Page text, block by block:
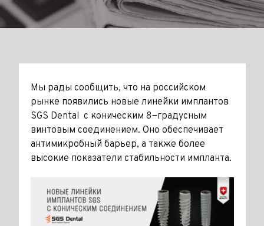
Мы рады сообщить, что на российском
рынке появились новые линейки имплантов
SGS Dental с коническим 8−градусным
винтовым соединением. Оно обеспечивает
антимикробный барьер, а также более
высокие показатели стабильности импланта.